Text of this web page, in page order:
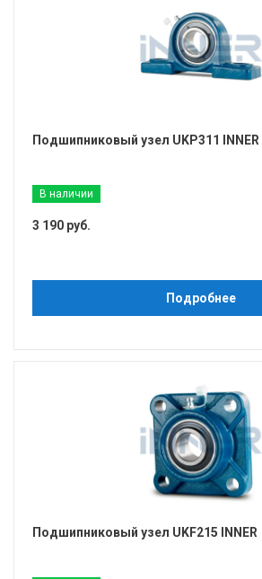
Подшипниковый узел UKP311 INNER
В наличии
3 190 руб.
Подробнее
Подшипниковый узел UKF215 INNER